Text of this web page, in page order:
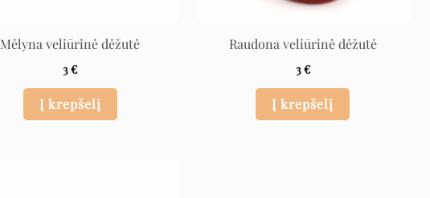
Mėlyna veliūrinė dėžutė
3€
Į krepšelį
Raudona veliūrinė dėžutė
3€
Į krepšelį